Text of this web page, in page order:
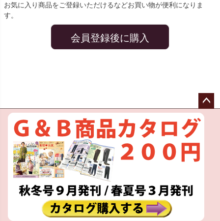
お気に入り商品をご登録いただけるなどお買い物が便利になりま
す。
会員登録後に購入
ペー
へ